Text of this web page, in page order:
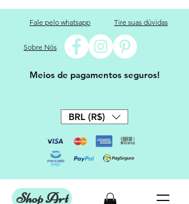
Fale pelo whatsapp Tire suas dúvidas
Sobre Nós
Meios de pagamentos seguros!
BRL (R$)
Shop Art